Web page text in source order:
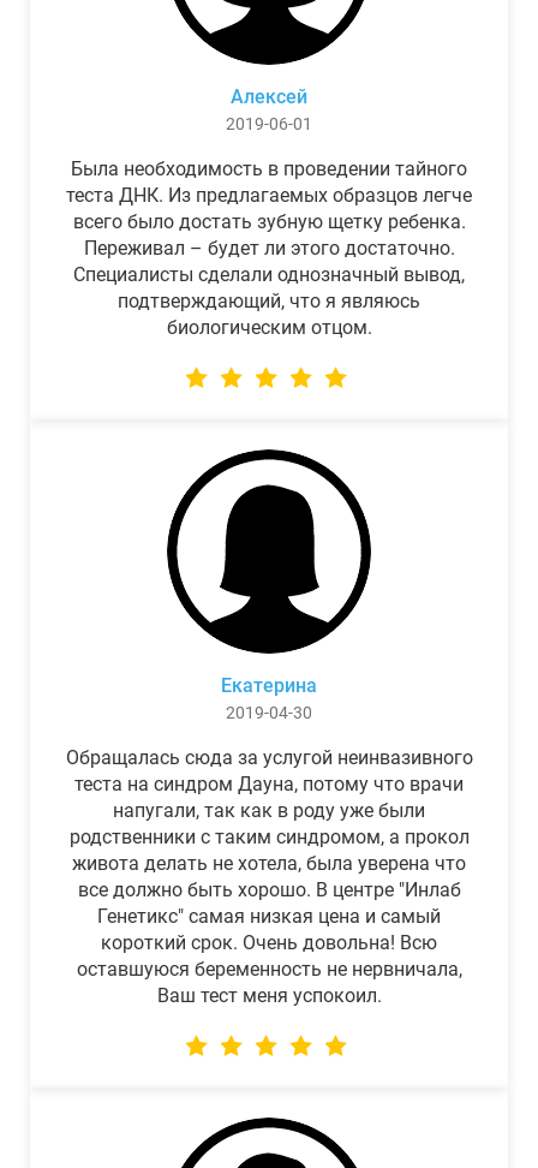
Алексей
2019-06-01
Была необходимость в проведении тайного
теста ДНК. Из предлагаемых образцов легче
всего было достать зубную щетку ребенка.
Переживал – будет ли этого достаточно.
Специалисты сделали однозначный вывод,
подтверждающий, что я являюсь
биологическим отцом.
Екатерина
2019-04-30
Обращалась сюда за услугой неинвазивного
теста на синдром Дауна, потому что врачи
напугали, так как в роду уже были
родственники с таким синдромом, а прокол
живота делать не хотела, была уверена что
все должно быть хорошо. В центре "Инлаб
Генетикс" самая низкая цена и самый
короткий срок. Очень довольна! Всю
оставшуюся беременность не нервничала,
Ваш тест меня успокоил.